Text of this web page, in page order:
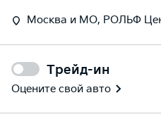
Москва и МО, РОЛЬФ
Трейд-ин
Оцените свой авто